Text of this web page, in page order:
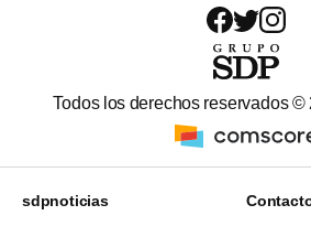
Todos los derechos reservados ©
sdpnoticias